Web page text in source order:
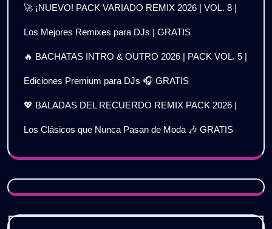
🚀 ¡NUEVO! PACK VARIADO REMIX 2026 | VOL. 8 |
Los Mejores Remixes para DJs | GRATIS
🔥 BACHATAS INTRO & OUTRO 2026 | PACK VOL. 5 |
Ediciones Premium para DJs 🎧 GRATIS
💖 BALADAS DEL RECUERDO REMIX PACK 2026 |
Los Clásicos que Nunca Pasan de Moda 🎶 GRATIS